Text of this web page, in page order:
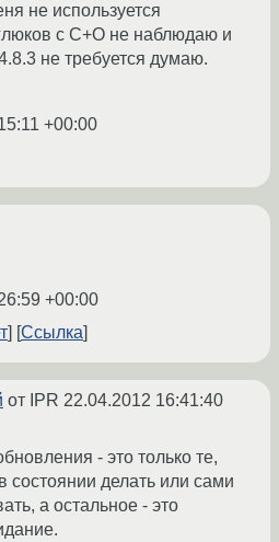
не используется
с C+O не наблюдаю и
не требуется думаю.
+00:00
+00:00
Ссылка
от IPR 22.04.2012 16:41:40
- это только те,
состоянии делать или сами
а остальное - это